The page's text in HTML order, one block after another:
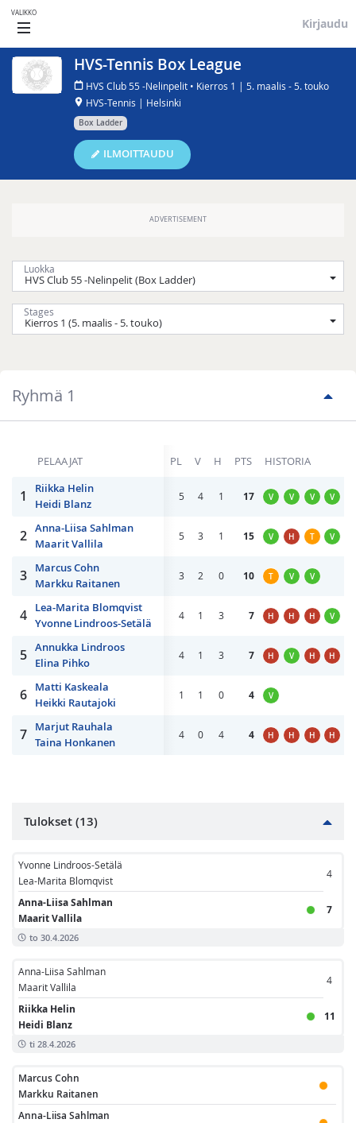
VALIKKO
Kirjaudu
HVS-Tennis Box League
HVS Club 55 -Nelinpelit • Kierros 1 | 5. maalis - 5. touko
HVS-Tennis | Helsinki
Box Ladder
ILMOITTAUDU
Luokka
Stages
Ryhmä 1
PELAAJAT PL V H PTS HISTORIA
1
Riikka Helin
Heidi Blanz
5 4 1 17 V V V V
2 Anna-Liisa Sahlman
Maarit Vallila
5 3 1 15 V H T V
3
Marcus Cohn
Markku Raitanen
3 2 0 10 T V V
4
Lea-Marita Blomqvist
Yvonne Lindroos-Setälä
4 1 3 7 H H H V
5 Annukka Lindroos
Elina Pihko
4 1 3 7 H V H H
6
Matti Kaskeala
Heikki Rautajoki
1 1 0 4 V
7
Marjut Rauhala
Taina Honkanen
4 0 4 4 H H H H
Tulokset (13)
Yvonne Lindroos-Setälä
Lea-Marita Blomqvist
Anna-Liisa Sahlman
Maarit Vallila
4
7
to 30.4.2026
Anna-Liisa Sahlman
Maarit Vallila
Riikka Helin
Heidi Blanz
4
11
ti 28.4.2026
Marcus Cohn
Markku Raitanen
Anna-Liisa Sahlman